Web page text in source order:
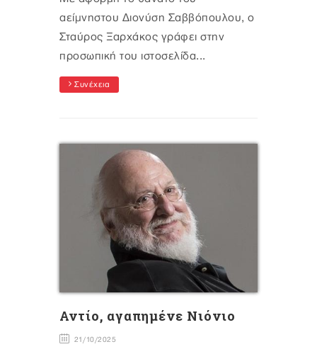
αείμνηστου Διονύση Σαββόπουλου, ο
Σταύρος Ξαρχάκος γράφει στην
προσωπική του ιστοσελίδα...
Συνέχεια
Αντίο, αγαπημένε Νιόνιο
21/10/2025